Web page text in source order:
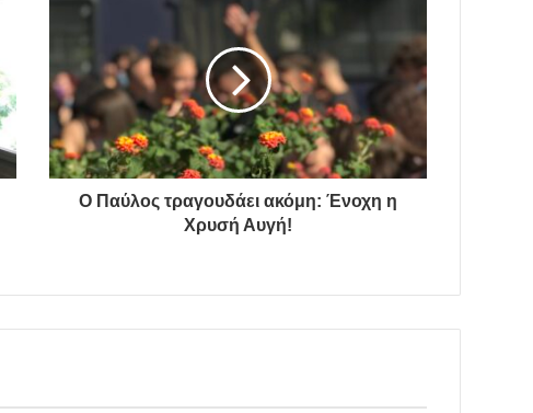
Ο Παύλος τραγουδάει ακόμη: Ένοχη η
Χρυσή Αυγή!